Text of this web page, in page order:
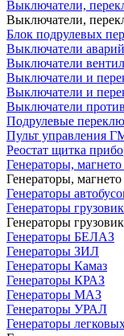
Выключатели,
Выключатели,
Блок подрулевых
Выключатели
Выключатели
Выключатели и
Выключатели и
Выключатели
Подрулевые
Пульт управления
Реостат щитка
Генераторы,
Генераторы,
Генераторы
Генераторы
Генераторы
Генераторы БЕЛАЗ
Генераторы ЗИЛ
Генераторы Камаз
Генераторы КРАЗ
Генераторы МАЗ
Генераторы УРАЛ
Генераторы